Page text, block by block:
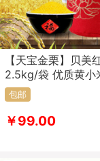
【天宝金栗】贝美
2.5kg/袋 优质黄小米 营养丰
富 黄土高原上富铁
育好小米
包邮
￥99.00